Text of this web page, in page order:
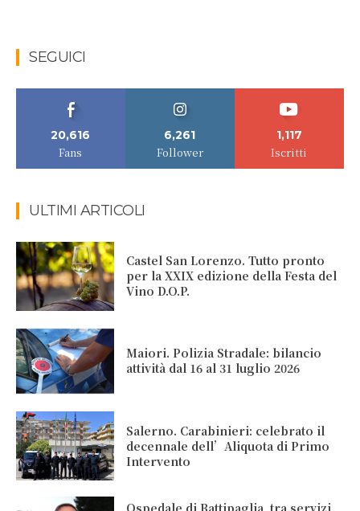
SEGUICI
20,616
Fans
6,261
Follower
1,117
Iscritti
ULTIMI ARTICOLI
Castel San Lorenzo. Tutto pronto
per la XXIX edizione della Festa del
Vino D.O.P.
Maiori. Polizia Stradale: bilancio
attività dal 16 al 31 luglio 2026
Salerno. Carabinieri: celebrato il
decennale dell’Aliquota di Primo
Intervento
Ospedale di Battipaglia, tra servizi